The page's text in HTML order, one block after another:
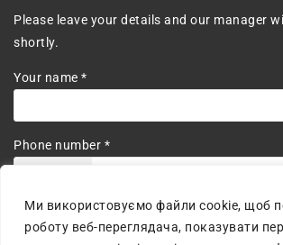
Ми використовуємо файли cookie, щоб
роботу веб-переглядача, показувати
Please leave your details and our manager
shortly.
Your name *
Phone number *
I agree to the processing of personal data.